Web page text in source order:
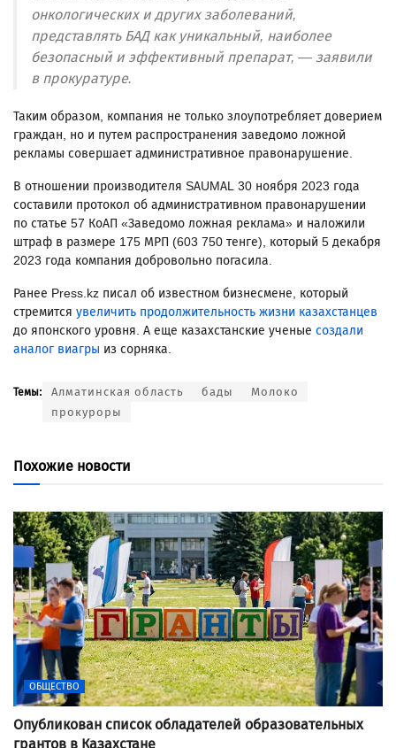
онкологических и других заболеваний,
представлять БАД как уникальный, наиболее
безопасный и эффективный препарат, — заявили
в прокуратуре.
Таким образом, компания не только злоупотребляет доверием
граждан, но и путем распространения заведомо ложной
рекламы совершает административное правонарушение.
В отношении производителя SAUMAL 30 ноября 2023 года
составили протокол об административном правонарушении
по статье 57 КоАП «Заведомо ложная реклама» и наложили
штраф в размере 175 МРП (603 750 тенге), который 5 декабря
2023 года компания добровольно погасила.
Ранее Press.kz писал об известном бизнесмене, который
стремится увеличить продолжительность жизни казахстанцев
до японского уровня. А еще казахстанские ученые создали
аналог виагры из сорняка.
Темы: Алматинская область бады
Молоко
прокуроры
Похожие новости
ОБЩЕСТВО
Опубликован список обладателей образовательных
грантов в Казахстане